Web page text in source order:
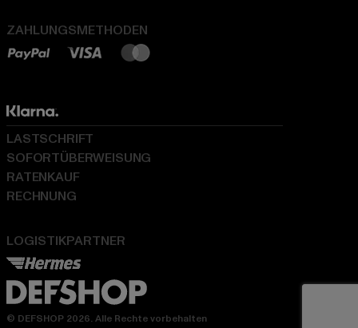
ZAHLUNGSMETHODEN
LOGISTIKPARTNER
LASTSCHRIFT
SOFORTÜBERWEISUNG
RATENKAUF
RECHNUNG
© DEFSHOP 2026. Alle Rechte vorbehalten